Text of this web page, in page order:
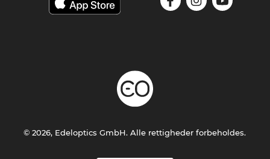
© 2026, Edeloptics GmbH. Alle rettigheder forbeholdes.